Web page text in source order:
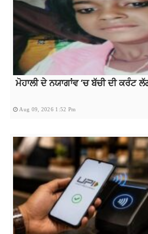
ਮੋਹਾਲੀ ਦੇ ਨਯਾਗਾਂਵ ‘ਚ ਬੱਚੀ ਦੀ ਕਰੰਟ
Aug 09, 2026 1:52 Pm